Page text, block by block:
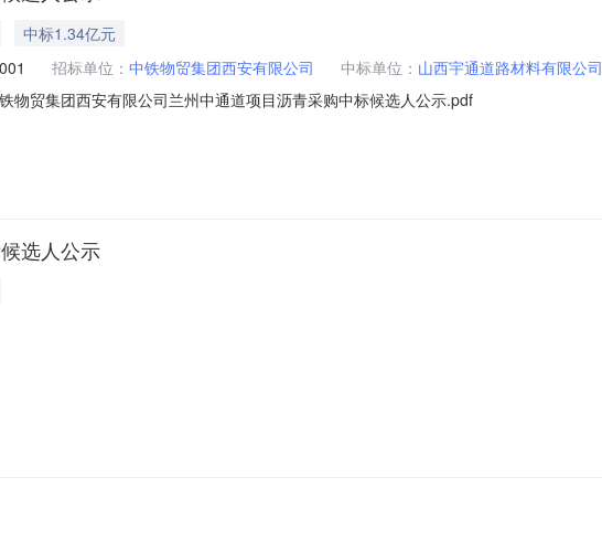
中标1.34亿元
招标单位： 中铁物贸集团西安有限公司 中标单位： 山西宇通道路材料有限公司
物贸集团西安有限公司兰州中通道项目沥青采购中标候选人公示.pdf
选人公示